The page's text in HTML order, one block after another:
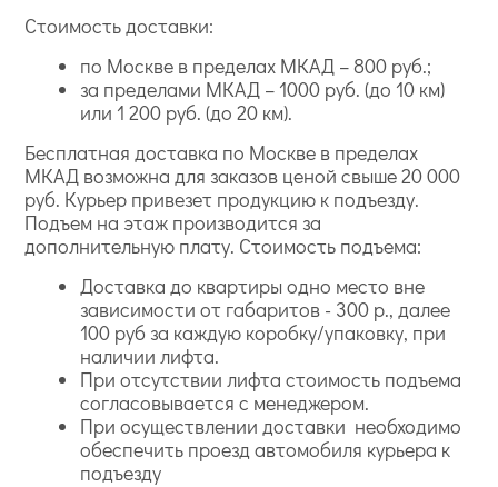
Стоимость доставки:
по Москве в пределах МКАД – 800 руб.;
за пределами МКАД – 1000 руб. (до 10 км)
или 1 200 руб. (до 20 км).
Бесплатная доставка по Москве в пределах
МКАД возможна для заказов ценой свыше 20 000
руб. Курьер привезет продукцию к подъезду.
Подъем на этаж производится за
дополнительную плату. Стоимость подъема:
Доставка до квартиры одно место вне
зависимости от габаритов - 300 р., далее
100 руб за каждую коробку/упаковку, при
наличии лифта.
При отсутствии лифта стоимость подъема
согласовывается с менеджером.
При осуществлении доставки необходимо
обеспечить проезд автомобиля курьера к
подъезду